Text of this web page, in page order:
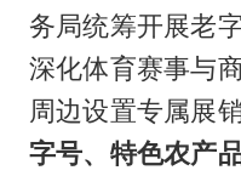
务局统筹开展老
深化体育赛事与
周边设置专属展
字号、特色农产